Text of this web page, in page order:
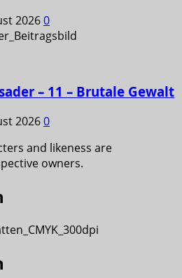
20260
– 11 – Brutale Gewalt
20260
and likeness are
owners.